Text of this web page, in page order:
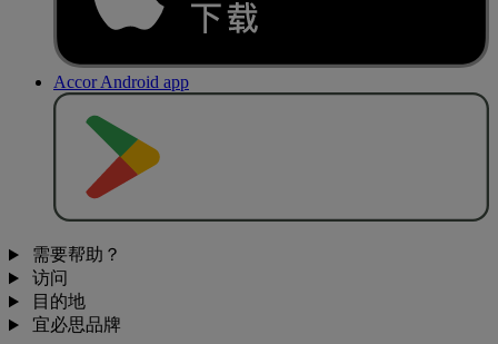
Accor Android app
需要帮助？
访问
目的地
宜必思品牌